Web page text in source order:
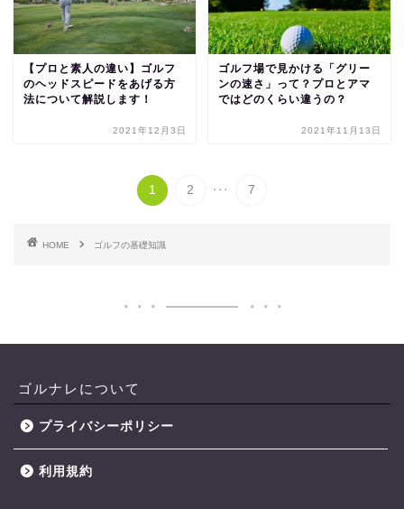
【プロと素人の違い】ゴルフ
のヘッドスピードをあげる方
法について解説します！
2021年12月3日
ゴルフ場で見かける「グリー
ンの速さ」って？プロとアマ
ではどのくらい違うの？
2021年11月13日
1 2 ... 7
HOME ゴルフの基礎知識
ゴルナレについて
プライバシーポリシー
利用規約